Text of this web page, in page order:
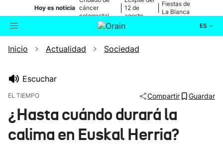
Hoy es noticia cáncer
colorrectal
12 de
agosto
Fiestas de
La Blanca
ES
Buscador Actualidad
Ikusmiran
Inicio Actualidad Sociedad
Escuchar
EL TIEMPO Compartir Guardar
¿Hasta cuándo durará la
calima en Euskal Herria?